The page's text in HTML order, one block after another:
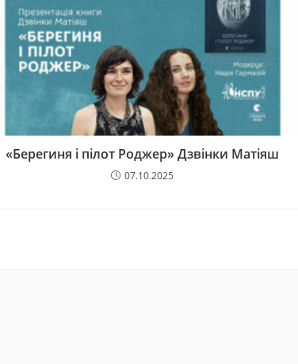
«Берегиня і пілот Роджер» Дзвінки Матіяш
07.10.2025